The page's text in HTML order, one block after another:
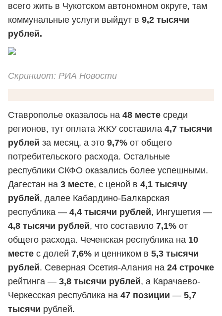
всего жить в Чукотском автономном округе, там
коммунальные услуги выйдут в 9,2 тысячи
рублей.
Скриншот: РИА Новости
Ставрополье оказалось на 48 месте среди
регионов, тут оплата ЖКУ составила 4,7 тысячи
рублей за месяц, а это 9,7% от общего
потребительского расхода. Остальные
республики СКФО оказались более успешными.
Дагестан на 3 месте, с ценой в 4,1 тысячу
рублей, далее Кабардино-Балкарская
республика — 4,4 тысячи рублей, Ингушетия —
4,8 тысячи рублей, что составило 7,1% от
общего расхода. Чеченская республика на 10
месте с долей 7,6% и ценником в 5,3 тысячи
рублей. Северная Осетия-Алания на 24 строчке
рейтинга — 3,8 тысячи рублей, а Карачаево-
Черкесская республика на 47 позиции — 5,7
тысячи рублей.